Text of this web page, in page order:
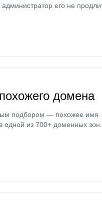
его не
домена
подбором — похожее имя
одной из 700+ доменных зон.